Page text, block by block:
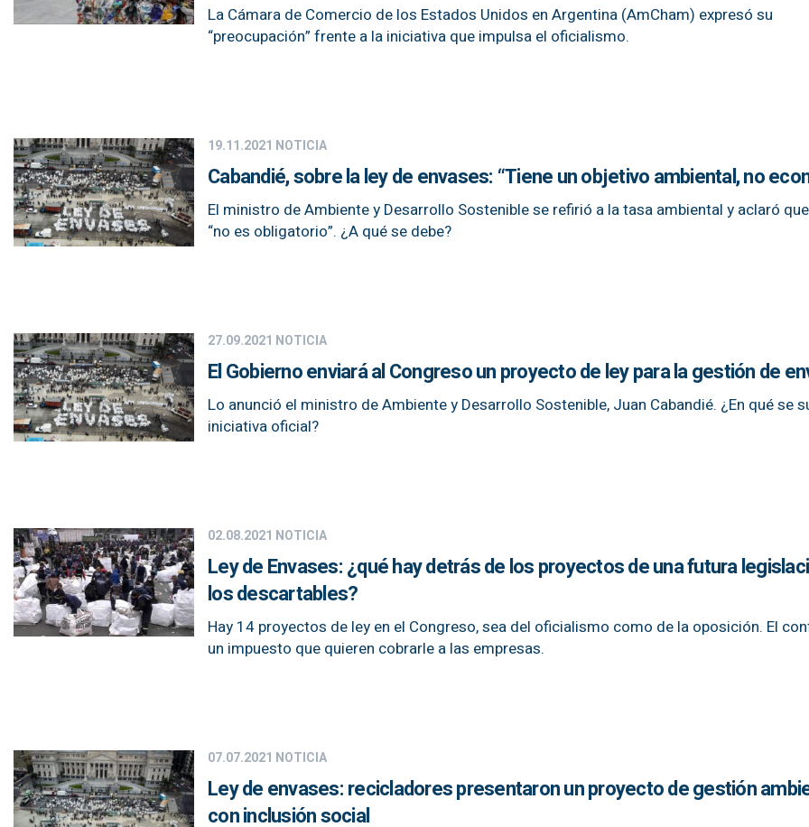
La Cámara de Comercio de los Estados Unidos en Argentina (AmCham) expresó su
“preocupación” frente a la iniciativa que impulsa el oficialismo.
19.11.2021 NOTICIA
Cabandié, sobre la ley de envases: “Tiene un objetivo ambiental, no
El ministro de Ambiente y Desarrollo Sostenible se refirió a la tasa ambiental y aclaró
“no es obligatorio”. ¿A qué se debe?
27.09.2021 NOTICIA
El Gobierno enviará al Congreso un proyecto de ley para la gestión de
Lo anunció el ministro de Ambiente y Desarrollo Sostenible, Juan Cabandié. ¿En qué se
iniciativa oficial?
02.08.2021 NOTICIA
Ley de Envases: ¿qué hay detrás de los proyectos de una futura
los descartables?
Hay 14 proyectos de ley en el Congreso, sea del oficialismo como de la oposición. El
un impuesto que quieren cobrarle a las empresas.
07.07.2021 NOTICIA
Ley de envases: recicladores presentaron un proyecto de gestión
con inclusión social